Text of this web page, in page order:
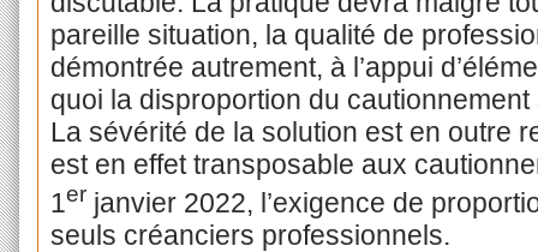
pareille situation, la qualité de
démontrée autrement, à l’appui
quoi la disproportion du
La sévérité de la solution est en outre
est en effet transposable aux
1erjanvier 2022, l’exigence de
seuls créanciers professionnels.